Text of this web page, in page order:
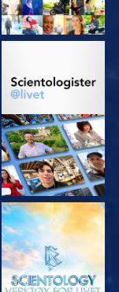
UTFORSK SERIEN
UTFORSK SERIEN